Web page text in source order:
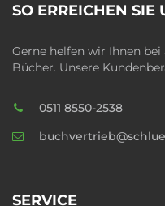
SO ERREICHEN SIE
Gerne helfen wir Ihnen
Bücher. Unsere
0511 8550-2538
SERVICE